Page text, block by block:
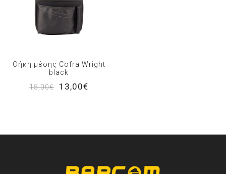
Θήκη μέσης Cofra Wright
black
15,00€
13,00€